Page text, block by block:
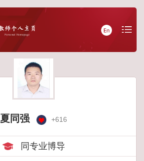
夏同强 +616
同专业博导